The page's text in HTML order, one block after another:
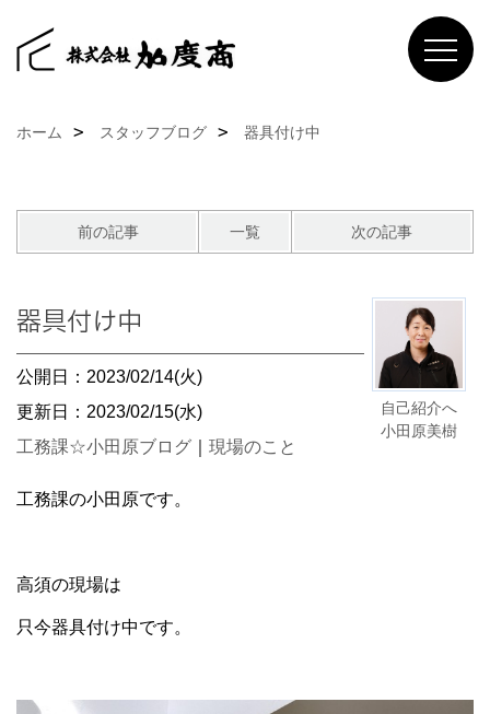
ホーム スタッフブログ 器具付け中
前の記事 一覧 次の記事
自己紹介へ
小田原美樹
器具付け中
公開日：2023/02/14(火)
更新日：2023/02/15(水)
工務課☆小田原ブログ
現場のこと
工務課の小田原です。
高須の現場は
只今器具付け中です。